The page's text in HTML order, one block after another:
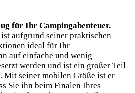
für Ihr Campingabenteuer.
aufgrund seiner praktischen
ideal für Ihr
auf einfache und wenig
werden und ist ein großer Teil
Mit seiner mobilen Größe ist er
Sie ihn beim Finalen Ihres